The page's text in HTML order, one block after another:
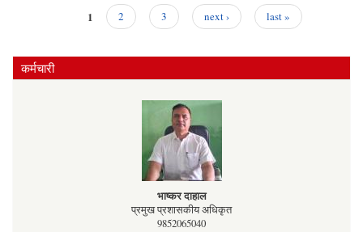
1 2 3 next › last »
कर्मचारी
भाष्कर दाहाल
प्रमुख प्रशासकीय अधिकृत
9852065040